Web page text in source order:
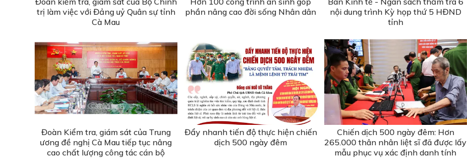
trị làm việc với Đảng uỷ Quân sự tỉnh
Cà Mau
phần nâng cao đời sống Nhân dân
nội dung trình Kỳ họp thứ 5 HĐND
tỉnh
Đoàn Kiểm tra, giám sát của Trung
ương đề nghị Cà Mau tiếp tục nâng
cao chất lượng công tác cán bộ
Đẩy nhanh tiến độ thực hiện chiến
dịch 500 ngày đêm
Chiến dịch 500 ngày đêm: Hơn
265.000 thân nhân liệt sĩ đã được lấy
mẫu phục vụ xác định danh tính